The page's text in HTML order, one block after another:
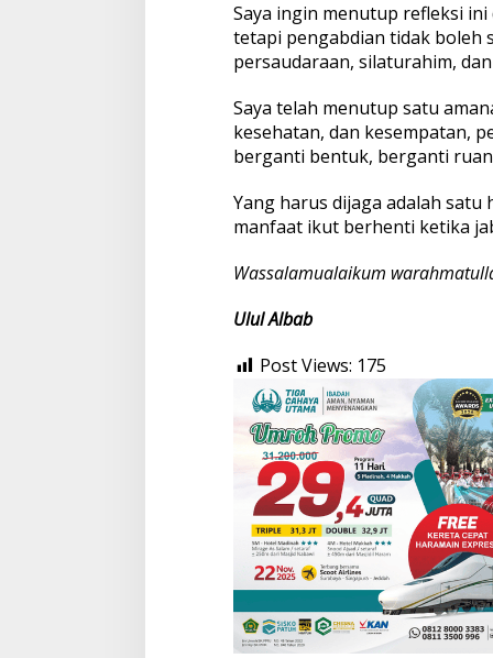
Saya ingin menutup refleksi
tetapi pengabdian tidak boleh
persaudaraan, silaturahim,
Saya telah menutup satu
kesehatan, dan kesempatan,
berganti bentuk, berganti
Yang harus dijaga adalah satu
manfaat ikut berhenti ketika
Wassalamualaikum
Ulul Albab
Post Views: 175